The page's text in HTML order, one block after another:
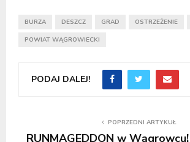
BURZA DESZCZ GRAD OSTRZEŻENIE
POWIAT WĄGROWIECKI
PODAJ DALEJ!
POPRZEDNI ARTYKUŁ
RUNMAGEDDON w Wągrowcu!